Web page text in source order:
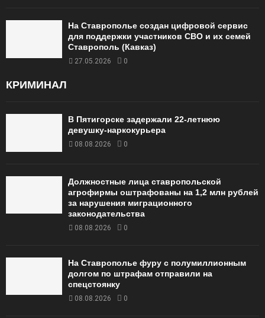
На Ставрополье создан цифровой сервис
для поддержки участников СВО и их семей
Ставрополь (Кавказ)
27.05.2026 0
КРИМИНАЛ
В Пятигорске задержали 22-летнюю
девушку-наркокурьера
08.08.2026 0
Должностные лица ставропольской
агрофирмы оштрафованы на 1,2 млн рублей
за нарушения миграционного
законодательства
08.08.2026 0
На Ставрополье фуру с полумиллионным
долгом по штрафам отправили на
спецстоянку
08.08.2026 0